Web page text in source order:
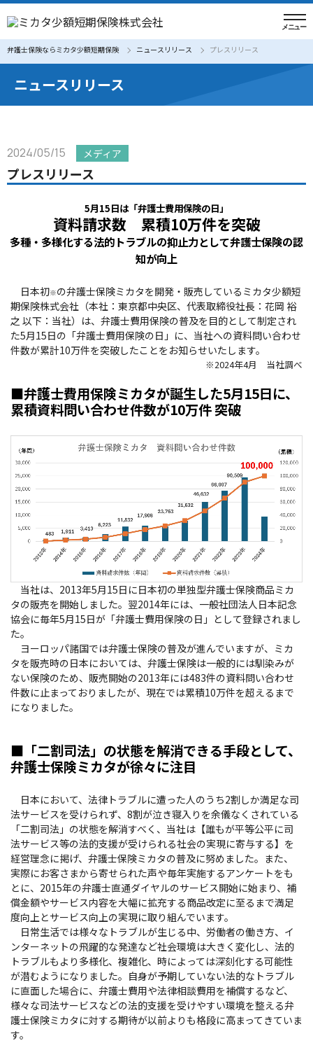
弁護士保険ならミカタ少額短期保険 ニュースリリース プレスリリース
ニュースリリース
2024/05/15 メディア
プレスリリース
5月15日は「弁護士費用保険の日」
資料請求数 累積10万件を突破
多種・多様化する法的トラブルの抑止力として弁護士保険の認
知が向上
日本初※の弁護士保険ミカタを開発・販売しているミカタ少額短
期保険株式会社（本社：東京都中央区、代表取締役社長：花岡 裕
之 以下：当社）は、弁護士費用保険の普及を目的として制定され
た5月15日の「弁護士費用保険の日」に、当社への資料問い合わせ
件数が累計10万件を突破したことをお知らせいたします。
※2024年4月 当社調べ
■弁護士費用保険ミカタが誕生した5月15日に、
累積資料問い合わせ件数が10万件 突破
当社は、2013年5月15日に日本初の単独型弁護士保険商品ミカ
タの販売を開始しました。翌2014年には、一般社団法人日本記念
協会に毎年5月15日が「弁護士費用保険の日」として登録されまし
た。
ヨーロッパ諸国では弁護士保険の普及が進んでいますが、ミカ
タを販売時の日本においては、弁護士保険は一般的には馴染みが
ない保険のため、販売開始の2013年には483件の資料問い合わせ
件数に止まっておりましたが、現在では累積10万件を超えるまで
になりました。
■「二割司法」の状態を解消できる手段として、
弁護士保険ミカタが徐々に注目
日本において、法律トラブルに遭った人のうち2割しか満足な司
法サービスを受けられず、8割が泣き寝入りを余儀なくされている
「二割司法」の状態を解消すべく、当社は【誰もが平等公平に司
法サービス等の法的支援が受けられる社会の実現に寄与する】を
経営理念に掲げ、弁護士保険ミカタの普及に努めました。また、
実際にお客さまから寄せられた声や毎年実施するアンケートをも
とに、2015年の弁護士直通ダイヤルのサービス開始に始まり、補
償金額やサービス内容を大幅に拡充する商品改定に至るまで満足
度向上とサービス向上の実現に取り組んでいます。
日常生活では様々なトラブルが生じる中、労働者の働き方、イ
ンターネットの飛躍的な発達など社会環境は大きく変化し、法的
トラブルもより多様化、複雑化、時によっては深刻化する可能性
が潜むようになりました。自身が予期していない法的なトラブル
に直面した場合に、弁護士費用や法律相談費用を補償するなど、
様々な司法サービスなどの法的支援を受けやすい環境を整える弁
護士保険ミカタに対する期待が以前よりも格段に高まってきていま
す。